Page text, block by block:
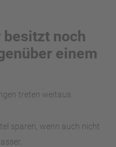
noch
einem
treten weitaus
sparen, wenn auch nicht